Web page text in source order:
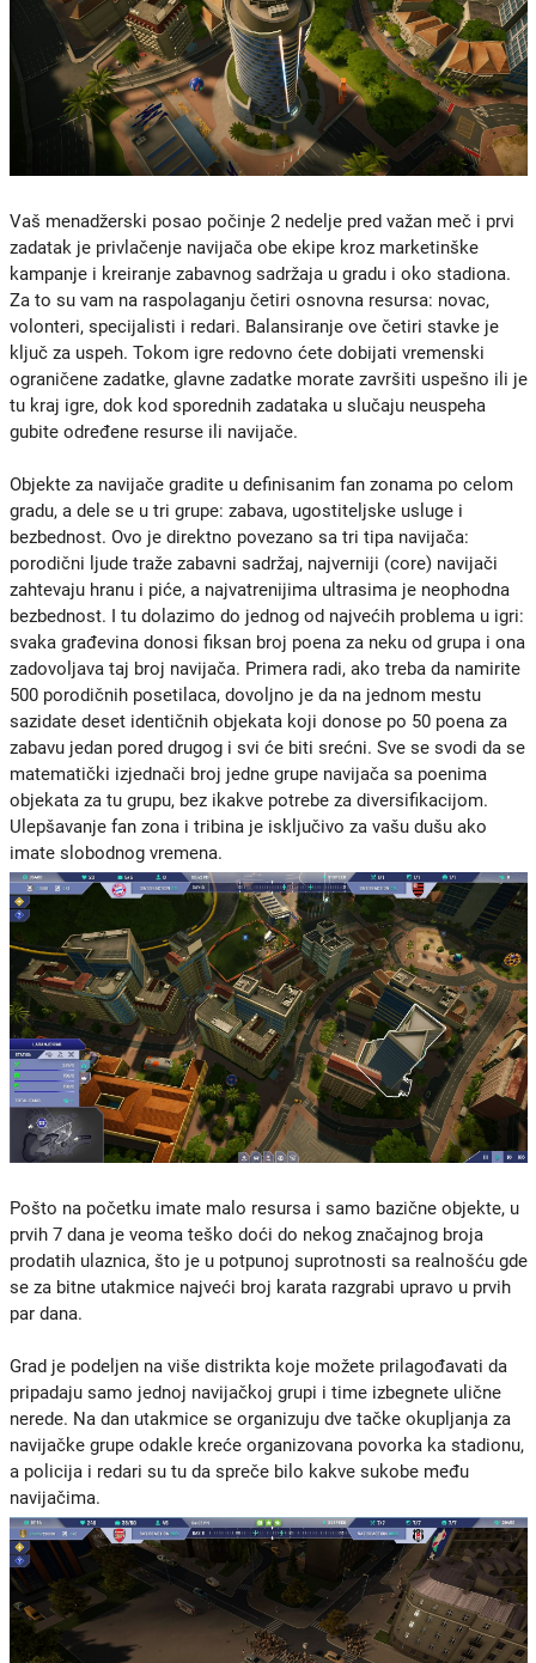
Vaš menadžerski posao počinje 2 nedelje pred važan meč i prvi
zadatak je privlačenje navijača obe ekipe kroz marketinške
kampanje i kreiranje zabavnog sadržaja u gradu i oko stadiona.
Za to su vam na raspolaganju četiri osnovna resursa: novac,
volonteri, specijalisti i redari. Balansiranje ove četiri stavke je
ključ za uspeh. Tokom igre redovno ćete dobijati vremenski
ograničene zadatke, glavne zadatke morate završiti uspešno ili je
tu kraj igre, dok kod sporednih zadataka u slučaju neuspeha
gubite određene resurse ili navijače.
Objekte za navijače gradite u definisanim fan zonama po celom
gradu, a dele se u tri grupe: zabava, ugostiteljske usluge i
bezbednost. Ovo je direktno povezano sa tri tipa navijača:
porodični ljude traže zabavni sadržaj, najverniji (core) navijači
zahtevaju hranu i piće, a najvatrenijima ultrasima je neophodna
bezbednost. I tu dolazimo do jednog od najvećih problema u igri:
svaka građevina donosi fiksan broj poena za neku od grupa i ona
zadovoljava taj broj navijača. Primera radi, ako treba da namirite
500 porodičnih posetilaca, dovoljno je da na jednom mestu
sazidate deset identičnih objekata koji donose po 50 poena za
zabavu jedan pored drugogi svi će biti srećni. Sve se svodi da se
matematički izjednači broj jedne grupe navijača sa poenima
objekata za tu grupu, bez ikakve potrebe za diversifikacijom.
Ulepšavanje fan zona i tribina je isključivo za vašu dušu ako
imate slobodnog vremena.
Pošto na početku imate malo resursa i samo bazične objekte, u
prvih 7 dana je veoma teško doći do nekog značajnog broja
prodatih ulaznica, što je u potpunoj suprotnosti sa realnošću gde
se za bitne utakmice najveći broj karata razgrabi upravo u prvih
par dana.
Grad je podeljen na više distrikta koje možete prilagođavati da
pripadaju samo jednoj navijačkoj grupi i time izbegnete ulične
nerede. Na dan utakmice se organizuju dve tačke okupljanja za
navijačke grupe odakle kreće organizovana povorka ka stadionu,
a policija i redari su tu da spreče bilo kakve sukobe među
navijačima.